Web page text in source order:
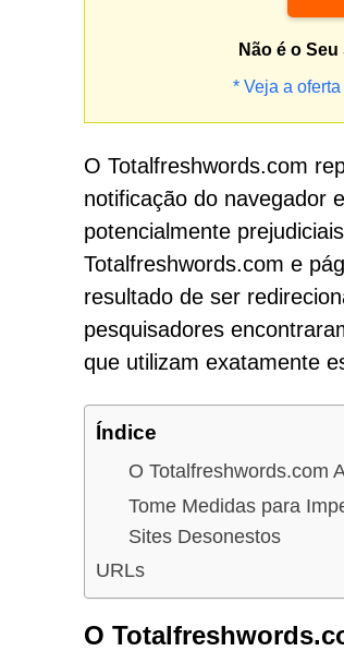
Não é o
* Veja a
O Totalfreshwords.com
notificação do navegador
potencialmente
Totalfreshwords.com e
resultado de ser
pesquisadores
que utilizam exatamente
Índice
O Totalfreshwords.com
Tome Medidas para
Sites Desonestos
URLs
O